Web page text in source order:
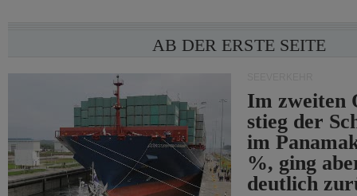
AB DER ERSTE SEITE
Im zweiten
stieg der
im
%, ging
deutlich